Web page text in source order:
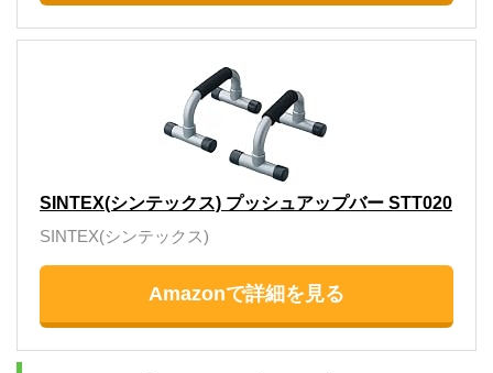
SINTEX(シンテックス) プッシュアップバー STT020
SINTEX(シンテックス)
Amazonで詳細を見る